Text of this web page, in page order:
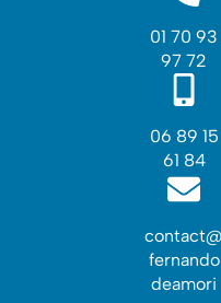
01 70 93
97 72
06 89 15
61 84
contact@
fernando
deamori